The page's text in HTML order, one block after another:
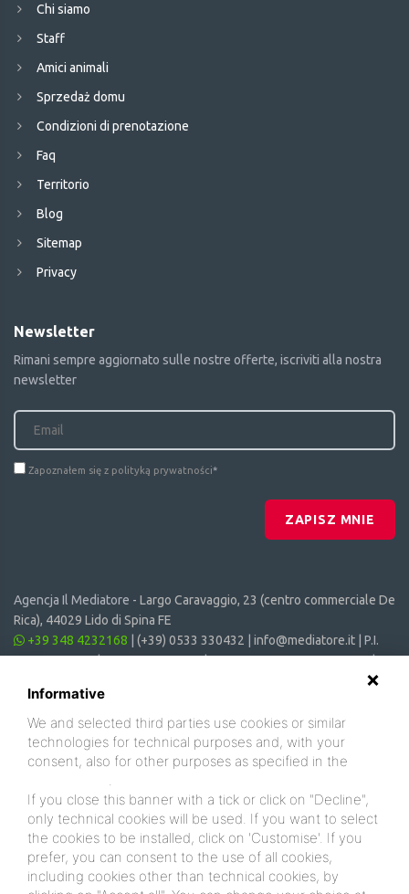
Chi siamo
Staff
Amici animali
Sprzedaż domu
Condizioni di prenotazione
Faq
Territorio
Blog
Sitemap
Privacy
Newsletter
Rimani sempre aggiornato sulle nostre offerte, iscriviti alla nostra
newsletter
Zapoznałem się z polityką prywatności*
ZAPISZ MNIE
Agencja Il Mediatore - Largo Caravaggio, 23 (centro commerciale De
Rica), 44029 Lido di Spina FE
+39 348 4232168
(+39) 0533 330432 info@mediatore.it | P.I.
01014620387 | CF 00870440385 | CIN: IT038006B4SVSM6JCV |
Informative
We and selected third parties use cookies or similar
technologies for technical purposes and, with your
consent, also for other purposes as specified in the
.
If you close this banner with a tick or click on "Decline",
only technical cookies will be used. If you want to select
the cookies to be installed, click on 'Customise'. If you
prefer, you can consent to the use of all cookies,
including cookies other than technical cookies, by